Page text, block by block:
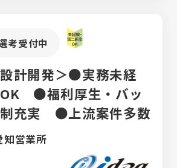
考受付中
計開発＞●実務未経
OK ●福利厚生・バッ
制充実 ●上流案件多数
営業所